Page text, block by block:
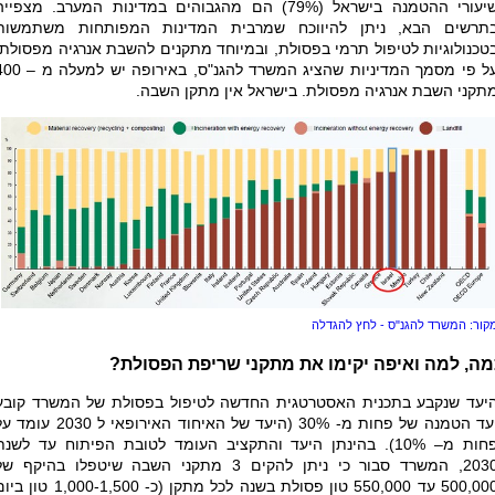
שיעורי ההטמנה בישראל (79%) הם מהגבוהים במדינות המערב.
הבא, ניתן להיווכח שמרבית המדינות המפותחות
לטיפול תרמי בפסולת, ובמיוחד מתקנים להשבת אנרגיה מפסולת.
על פי מסמך המדיניות שהציג המשרד להגנ"ס,
השבת אנרגיה מפסולת. בישראל אין מתקן השבה.
המשרד להגנ"ס - לחץ להגדלה
למה ואיפה יקימו את מתקני שריפת הפסולת?
שנקבע בתכנית האסטרטגית החדשה לטיפול בפסולת של המשרד
יעד הטמנה של פחות מ- 30% (היעד של האיחוד האירופאי ל
פחות מ– 10%). בהינתן היעד והתקציב העומד לטובת הפיתוח עד
2030, המשרד סבור כי ניתן להקים 3 מתקני השבה שיטפלו בהיקף
500,000 עד 550,000 טון פסולת בשנה לכל מתקן (כ- 1,000-1,500